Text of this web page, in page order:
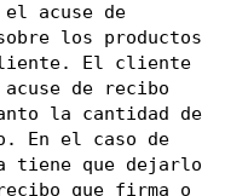
acuse de
los productos
El cliente
de recibo
la cantidad de
En el caso de
tiene que dejarlo
que firma o